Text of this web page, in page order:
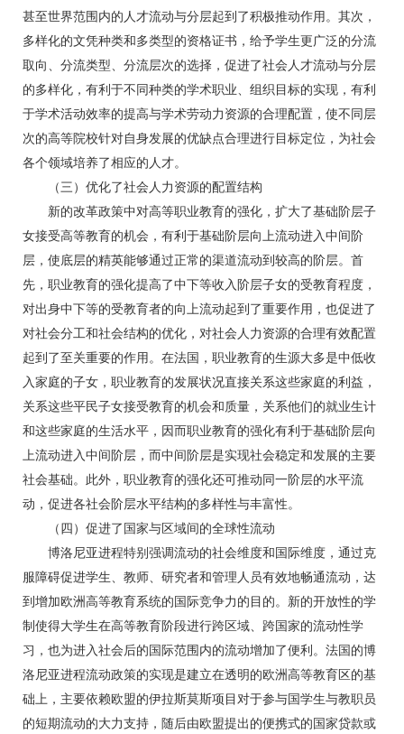
甚至世界范围内的人才流动与分层起到了积极推动作用。其次，
多样化的文凭种类和多类型的资格证书，给予学生更广泛的分流
取向、分流类型、分流层次的选择，促进了社会人才流动与分层
的多样化，有利于不同种类的学术职业、组织目标的实现，有利
于学术活动效率的提高与学术劳动力资源的合理配置，使不同层
次的高等院校针对自身发展的优缺点合理进行目标定位，为社会
各个领域培养了相应的人才。
（三）优化了社会人力资源的配置结构
新的改革政策中对高等职业教育的强化，扩大了基础阶层子
女接受高等教育的机会，有利于基础阶层向上流动进入中间阶
层，使底层的精英能够通过正常的渠道流动到较高的阶层。首
先，职业教育的强化提高了中下等收入阶层子女的受教育程度，
对出身中下等的受教育者的向上流动起到了重要作用，也促进了
对社会分工和社会结构的优化，对社会人力资源的合理有效配置
起到了至关重要的作用。在法国，职业教育的生源大多是中低收
入家庭的子女，职业教育的发展状况直接关系这些家庭的利益，
关系这些平民子女接受教育的机会和质量，关系他们的就业生计
和这些家庭的生活水平，因而职业教育的强化有利于基础阶层向
上流动进入中间阶层，而中间阶层是实现社会稳定和发展的主要
社会基础。此外，职业教育的强化还可推动同一阶层的水平流
动，促进各社会阶层水平结构的多样性与丰富性。
（四）促进了国家与区域间的全球性流动
博洛尼亚进程特别强调流动的社会维度和国际维度，通过克
服障碍促进学生、教师、研究者和管理人员有效地畅通流动，达
到增加欧洲高等教育系统的国际竞争力的目的。新的开放性的学
制使得大学生在高等教育阶段进行跨区域、跨国家的流动性学
习，也为进入社会后的国际范围内的流动增加了便利。法国的博
洛尼亚进程流动政策的实现是建立在透明的欧洲高等教育区的基
础上，主要依赖欧盟的伊拉斯莫斯项目对于参与国学生与教职员
的短期流动的大力支持，随后由欧盟提出的便携式的国家贷款或